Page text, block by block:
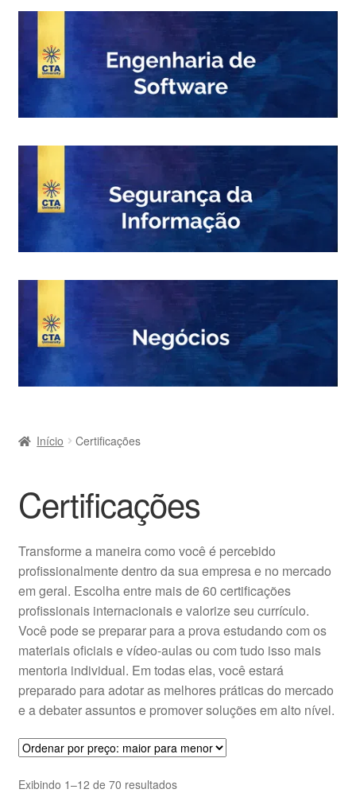
Início Certificações
Certificações
Transforme a maneira como você é percebido
profissionalmente dentro da sua empresa e no mercado
em geral. Escolha entre mais de 60 certificações
profissionais internacionais e valorize seu currículo.
Você pode se preparar para a prova estudando com os
materiais oficiais e vídeo-aulas ou com tudo isso mais
mentoria individual. Em todas elas, você estará
preparado para adotar as melhores práticas do mercado
e a debater assuntos e promover soluções em alto nível.
Exibindo 1–12 de 70 resultadosClassificado